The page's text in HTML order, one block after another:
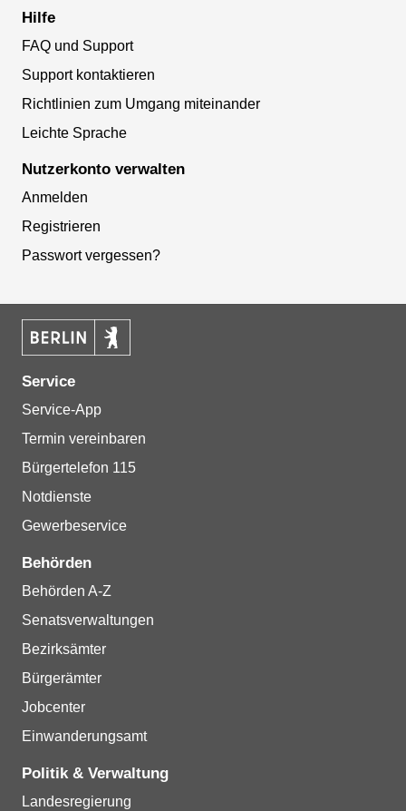
Hilfe
FAQ und Support
Support kontaktieren
Richtlinien zum Umgang miteinander
Leichte Sprache
Nutzerkonto verwalten
Anmelden
Registrieren
Passwort vergessen?
Service
Service-App
Termin vereinbaren
Bürgertelefon 115
Notdienste
Gewerbeservice
Behörden
Behörden A-Z
Senatsverwaltungen
Bezirksämter
Bürgerämter
Jobcenter
Einwanderungsamt
Politik & Verwaltung
Landesregierung